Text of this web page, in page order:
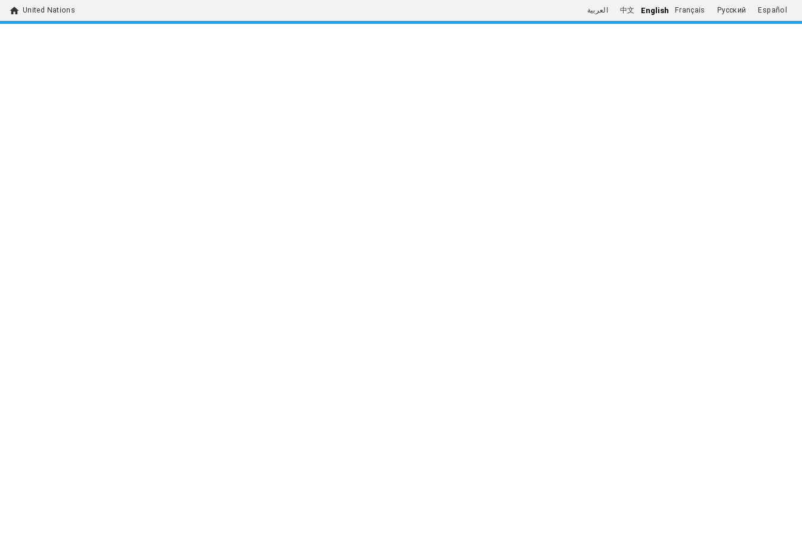
home United Nations العربية 中文 English Français Русский Español